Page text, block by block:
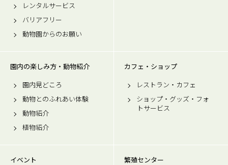
レンタルサービス
バリアフリー
動物園からのお願い
園内の楽しみ方・動物紹介
園内見どころ
動物とのふれあい体験
動物紹介
植物紹介
カフェ・ショップ
レストラン・カフェ
ショップ・グッズ・フォ
トサービス
イベント
繁殖センター